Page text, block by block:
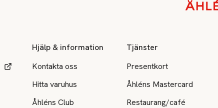
Hjälp & information
Kontakta oss
Hitta varuhus
Åhléns Club
Tjänster
Presentkort
Åhléns Mastercard
Restaurang/café